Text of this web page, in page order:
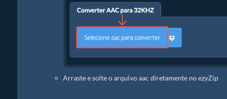
Arraste e solte o arquivo aac diretamente no ezyZip